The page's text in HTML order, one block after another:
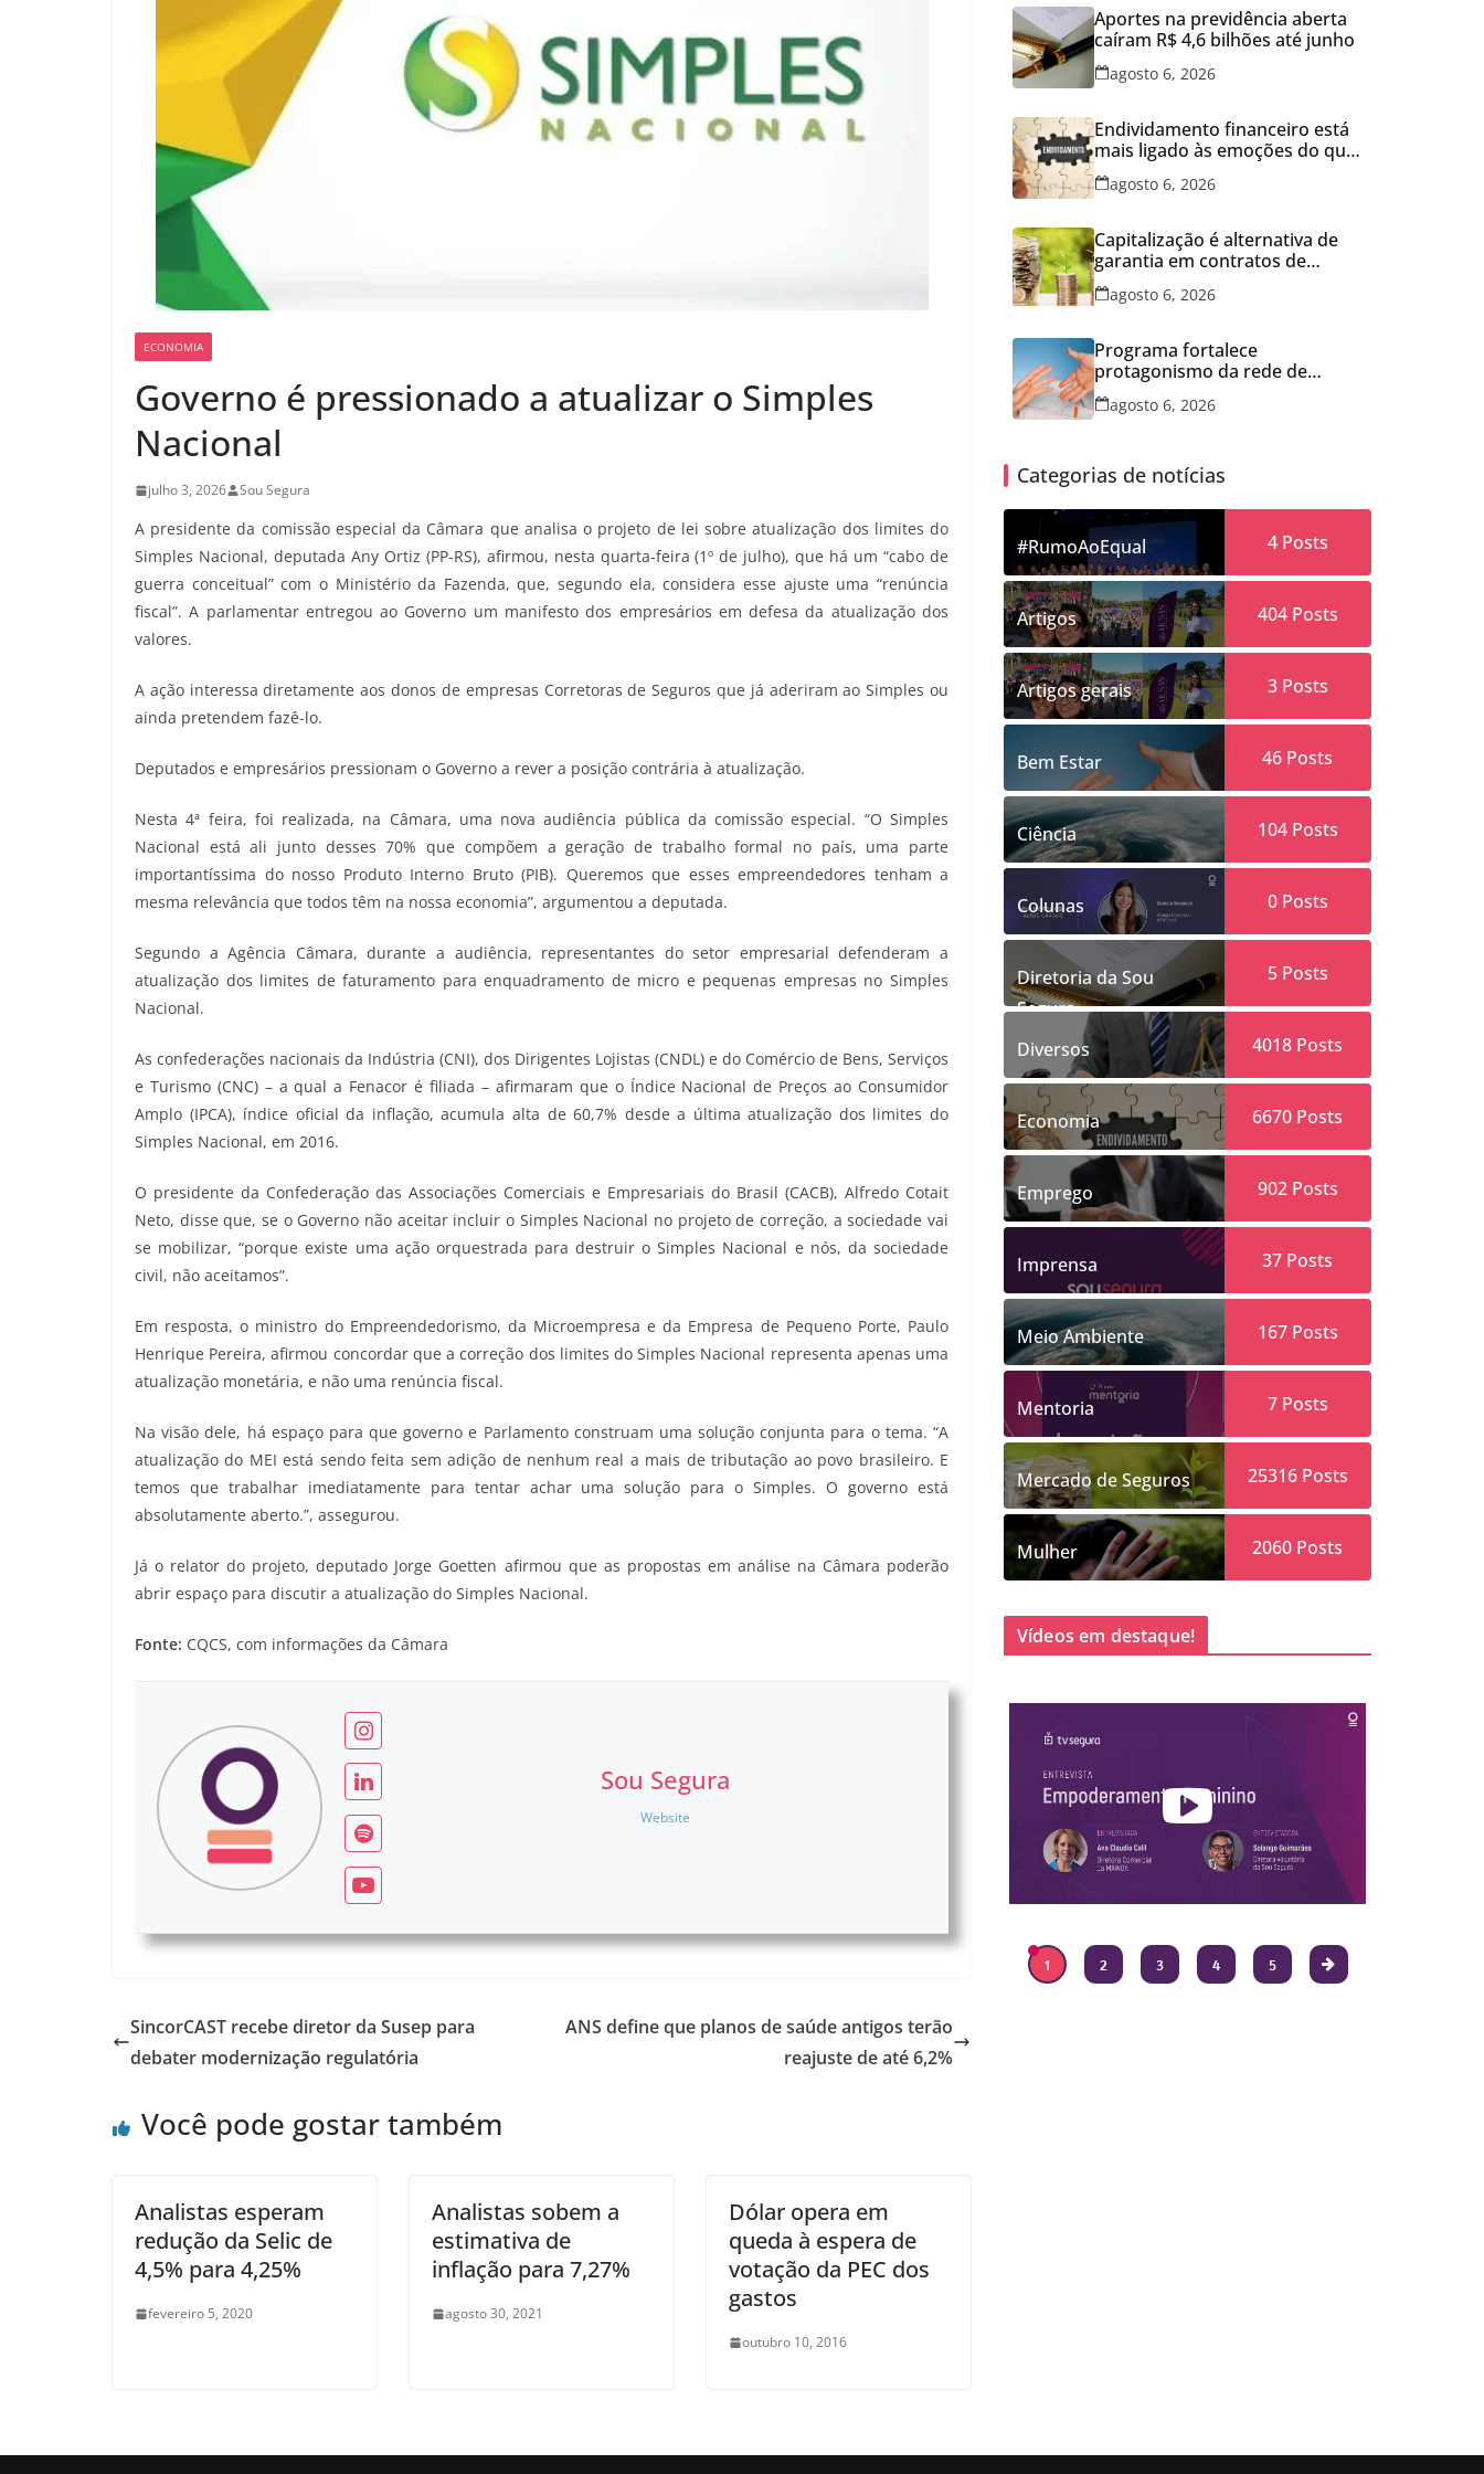
ECONOMIA
Governo é pressionado a atualizar o Simples
Nacional
julho 3, 2026 Sou Segura
A presidente da comissão especial da Câmara que analisa o projeto de lei sobre atualização dos limites do
Simples Nacional, deputada Any Ortiz (PP-RS), afirmou, nesta quarta-feira (1º de julho), que há um “cabo de
guerra conceitual” com o Ministério da Fazenda, que, segundo ela, considera esse ajuste uma “renúncia
fiscal”. A parlamentar entregou ao Governo um manifesto dos empresários em defesa da atualização dos
valores.
A ação interessa diretamente aos donos de empresas Corretoras de Seguros que já aderiram ao Simples ou
ainda pretendem fazê-lo.
Deputados e empresários pressionam o Governo a rever a posição contrária à atualização.
Nesta 4ª feira, foi realizada, na Câmara, uma nova audiência pública da comissão especial. “O Simples
Nacional está ali junto desses 70% que compõem a geração de trabalho formal no país, uma parte
importantíssima do nosso Produto Interno Bruto (PIB). Queremos que esses empreendedores tenham a
mesma relevância que todos têm na nossa economia”, argumentou a deputada.
Segundo a Agência Câmara, durante a audiência, representantes do setor empresarial defenderam a
atualização dos limites de faturamento para enquadramento de micro e pequenas empresas no Simples
Nacional.
As confederações nacionais da Indústria (CNI), dos Dirigentes Lojistas (CNDL) e do Comércio de Bens, Serviços
e Turismo (CNC) – a qual a Fenacor é filiada – afirmaram que o Índice Nacional de Preços ao Consumidor
Amplo (IPCA), índice oficial da inflação, acumula alta de 60,7% desde a última atualização dos limites do
Simples Nacional, em 2016.
O presidente da Confederação das Associações Comerciais e Empresariais do Brasil (CACB), Alfredo Cotait
Neto, disse que, se o Governo não aceitar incluir o Simples Nacional no projeto de correção, a sociedade vai
se mobilizar, “porque existe uma ação orquestrada para destruir o Simples Nacional e nós, da sociedade
civil, não aceitamos”.
Em resposta, o ministro do Empreendedorismo, da Microempresa e da Empresa de Pequeno Porte, Paulo
Henrique Pereira, afirmou concordar que a correção dos limites do Simples Nacional representa apenas uma
atualização monetária, e não uma renúncia fiscal.
Na visão dele, há espaço para que governo e Parlamento construam uma solução conjunta para o tema. “A
atualização do MEI está sendo feita sem adição de nenhum real a mais de tributação ao povo brasileiro. E
temos que trabalhar imediatamente para tentar achar uma solução para o Simples. O governo está
absolutamente aberto.”, assegurou.
Já o relator do projeto, deputado Jorge Goetten afirmou que as propostas em análise na Câmara poderão
abrir espaço para discutir a atualização do Simples Nacional.
Fonte: CQCS, com informações da Câmara
Sou Segura
Website
SincorCAST recebe diretor da Susep para
debater modernização regulatória
ANS define que planos de saúde antigos terão
reajuste de até 6,2%
Você pode gostar também
Analistas esperam
redução da Selic de
4,5% para 4,25%
fevereiro 5, 2020
Analistas sobem a
estimativa de
inflação para 7,27%
agosto 30, 2021
Dólar opera em
queda à espera de
votação da PEC dos
gastos
outubro 10, 2016
Aportes na previdência aberta
caíram R$ 4,6 bilhões até junho
agosto 6, 2026
Endividamento financeiro está
mais ligado às emoções do que
à falta de conhecimento
agosto 6, 2026
Capitalização é alternativa de
garantia em contratos de
aluguel
agosto 6, 2026
Programa fortalece
protagonismo da rede de
franquias
agosto 6, 2026
Categorias de notícias
#RumoAoEqual 4Posts
Artigos 404Posts
Artigos gerais 3Posts
Bem Estar 46 Posts
Ciência 104Posts
Colunas 0Posts
Diretoria da Sou
Segura
5Posts
Diversos 4018 Posts
Economia 6670 Posts
Emprego 902Posts
Imprensa 37 Posts
Meio Ambiente 167Posts
Mentoria 7Posts
Mercado de Seguros 25316Posts
Mulher 2060 Posts
Vídeos em destaque!
1 2 3 4 5